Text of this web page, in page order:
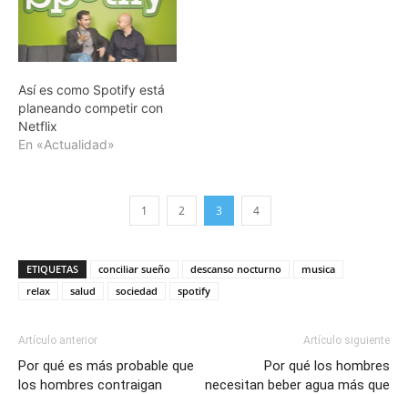
Así es como Spotify está
planeando competir con
Netflix
En «Actualidad»
1 2 3 4
ETIQUETAS conciliar sueño descanso nocturno
musica
relax
salud sociedad spotify
Artículo anterior
Por qué es más probable que
los hombres contraigan
Artículo siguiente
Por qué los hombres
necesitan beber agua más que